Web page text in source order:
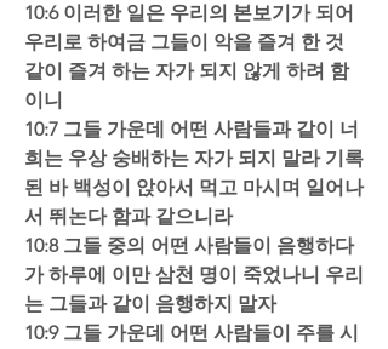
10:6 이러한 일은 우리의 본보기가 되어
우리로 하여금 그들이 악을 즐겨 한 것
같이 즐겨 하는 자가 되지 않게 하려 함
이니
10:7 그들 가운데 어떤 사람들과 같이 너
희는 우상 숭배하는 자가 되지 말라 기록
된 바 백성이 앉아서 먹고 마시며 일어나
서 뛰논다 함과 같으니라
10:8 그들 중의 어떤 사람들이 음행하다
가 하루에 이만 삼천 명이 죽었나니 우리
는 그들과 같이 음행하지 말자
10:9 그들 가운데 어떤 사람들이 주를 시